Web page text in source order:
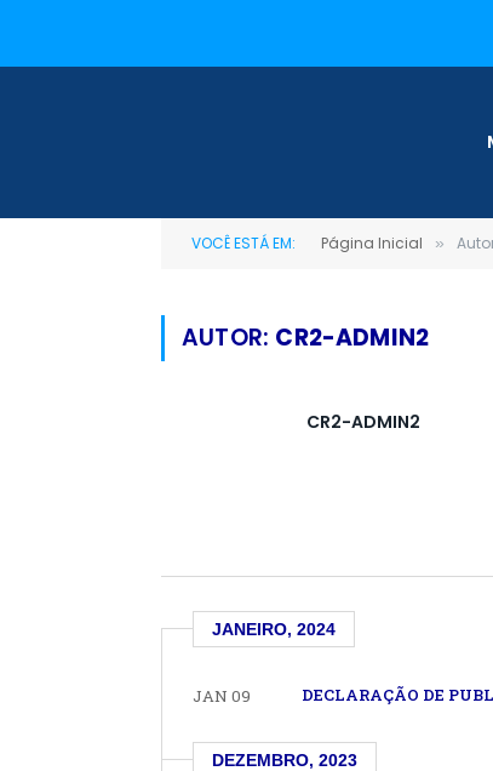
VOCÊ ESTÁ EM: Página Inicial »
AUTOR: CR2-ADMIN2
CR2-ADMIN2
JANEIRO, 2024
JAN 09 DECLARAÇÃO DE
DEZEMBRO, 2023